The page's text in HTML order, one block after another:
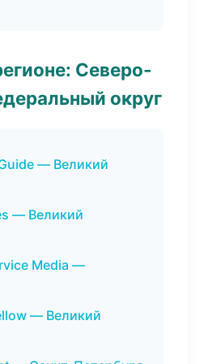
Северо-
округ
— Великий
— Великий
Media —
— Великий